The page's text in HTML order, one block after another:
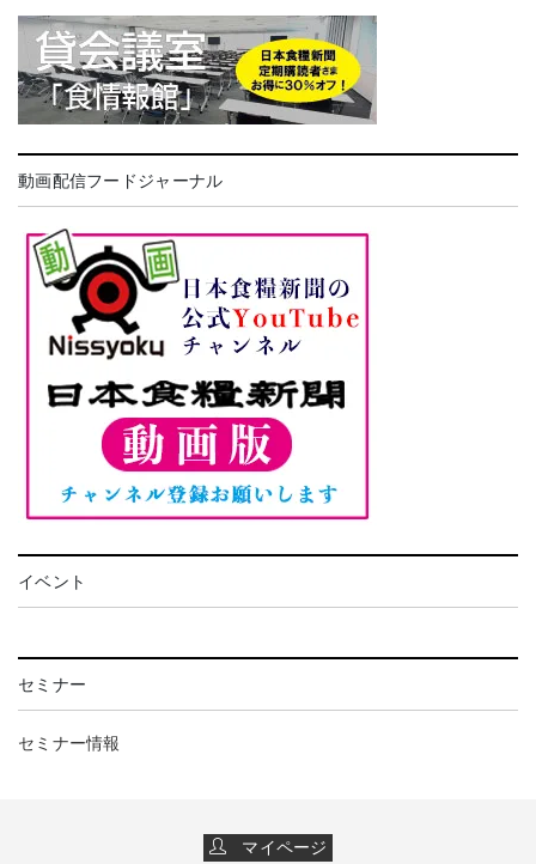
動画配信フードジャーナル
イベント
セミナー
セミナー情報
マイページ